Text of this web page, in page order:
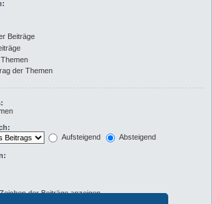
Beiträge
der Themen
Aufsteigend
Absteigend
der Beiträge anzeigen